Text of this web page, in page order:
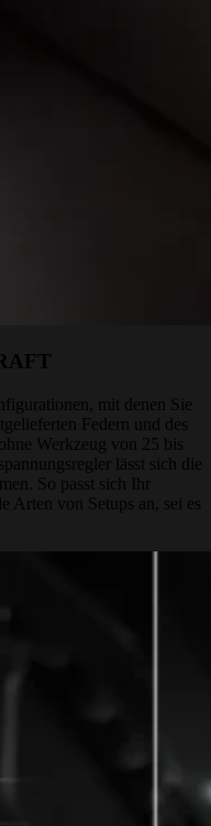
mit denen Sie
Federn und des
Werkzeug von 25 bis
lässt sich die
So passt sich Ihr
Arten von Setups an, sei es